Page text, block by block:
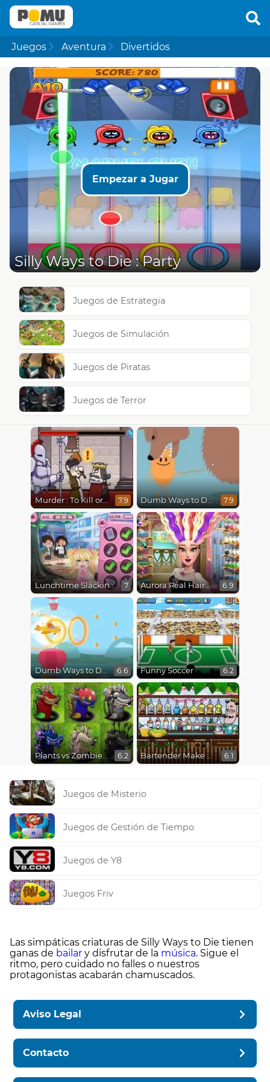
Juegos Aventura Divertidos
Empezar a Jugar
Silly Ways to Die : Party
Juegos de Estrategia
Juegos de Simulación
Juegos de Piratas
Juegos de Terror
Murder : To Kill or Not to Kill 7.9 Dumb Ways to Die 7.9
Lunchtime Slacking 7 Aurora Real Haircuts 6.9
Dumb Ways to Die 3: World Tour 6.6 Funny Soccer 6.2
Plants vs Zombies Fusion Mode 6.2 Bartender Make Right Mix 6.1
Juegos de Misterio
Juegos de Gestión de Tiempo
Juegos de Y8
Juegos Friv
Las simpáticas criaturas de Silly Ways to Die tienen
ganas de bailar y disfrutar de la música. Sigue el
ritmo, pero cuidado no falles o nuestros
protagonistas acabarán chamuscados.
Aviso Legal
Contacto